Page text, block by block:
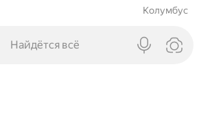
Колумбус
Найдётся всё